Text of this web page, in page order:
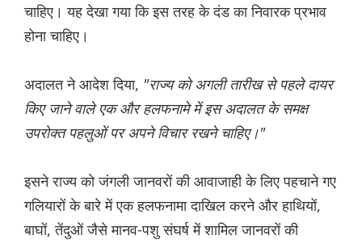
चाहिए। यह देखा गया कि इस तरह के दंड का निवारक प्रभाव
होना चाहिए।
अदालत ने आदेश दिया, "राज्य को अगली तारीख से पहले दायर
किए जाने वाले एक और हलफनामे में इस अदालत के समक्ष
उपरोक्त पहलुओं पर अपने विचार रखने चाहिए।"
इसने राज्य को जंगली जानवरों की आवाजाही के लिए पहचाने गए
गलियारों के बारे में एक हलफनामा दाखिल करने और हाथियों,
बाघों, तेंदुओं जैसे मानव-पशु संघर्ष में शामिल जानवरों की